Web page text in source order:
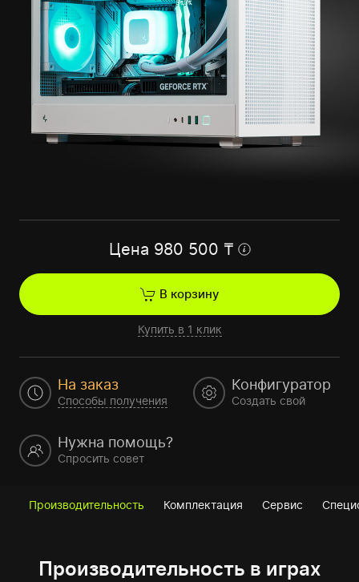
Цена 980 500 ₸
В корзину
Купить в 1 клик
На заказ
Способы получения
Конфигуратор
Создать свой
Нужна помощь?
Спросить совет
Производительность Комплектация Сервис
Производительность в играх